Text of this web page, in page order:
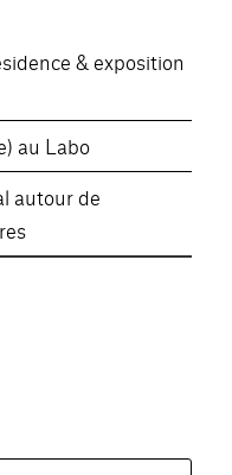
& exposition
au Labo
autour de